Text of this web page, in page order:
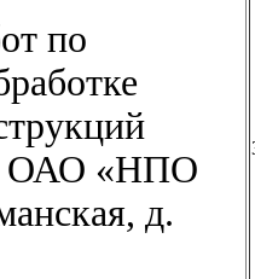
по
ОАО «НПО
д.